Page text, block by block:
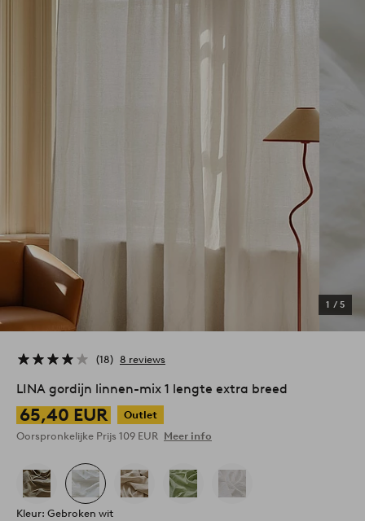
1 / 5
18 8 reviews
LINA gordijn linnen-mix 1 lengte extra breed
65,40 EUR
Outlet
Oorspronkelijke Prijs 109 EUR Meer info
Kleur: Gebroken wit